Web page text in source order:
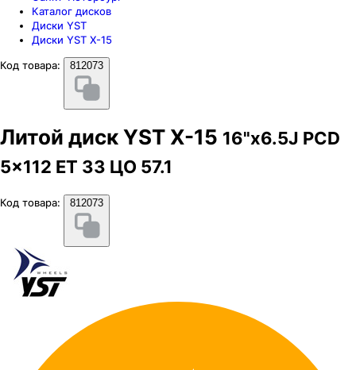
Каталог дисков
Диски YST
Диски YST X-15
Код товара:
812073
Литой диск YST X-15 16"x6.5J PCD
5x112 ЕТ 33 ЦО 57.1
Код товара: 812073